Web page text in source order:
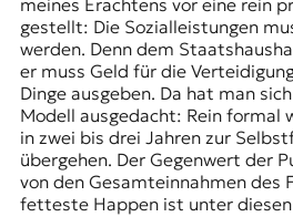
meines Erachtens vor eine rein
gestellt: Die Sozialleistungen
werden. Denn dem
er muss Geld für die
Dinge ausgeben. Da hat man
Modell ausgedacht: Rein formal
in zwei bis drei Jahren zur
übergehen. Der Gegenwert der
von den Gesamteinnahmen des
fetteste Happen ist unter